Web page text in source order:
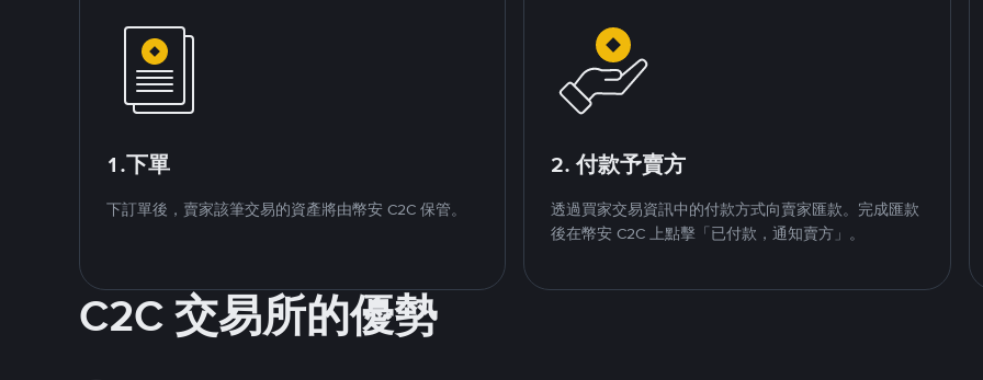
1.下單
下訂單後，賣家該筆交易的資產將由幣安 C2C 保管。
2. 付款予賣方
透過買家交易資訊中的付款方式向賣家匯款。完成匯款
後在幣安 C2C 上點擊「已付款，通知賣方」。
C2C 交易所的優勢